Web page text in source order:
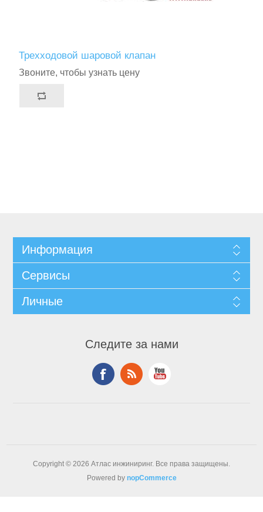
Трехходовой шаровой клапан
Звоните, чтобы узнать цену
Информация
Сервисы
Личные
Следите за нами
Copyright © 2026 Атлас инжиниринг. Все права защищены.
Powered by nopCommerce